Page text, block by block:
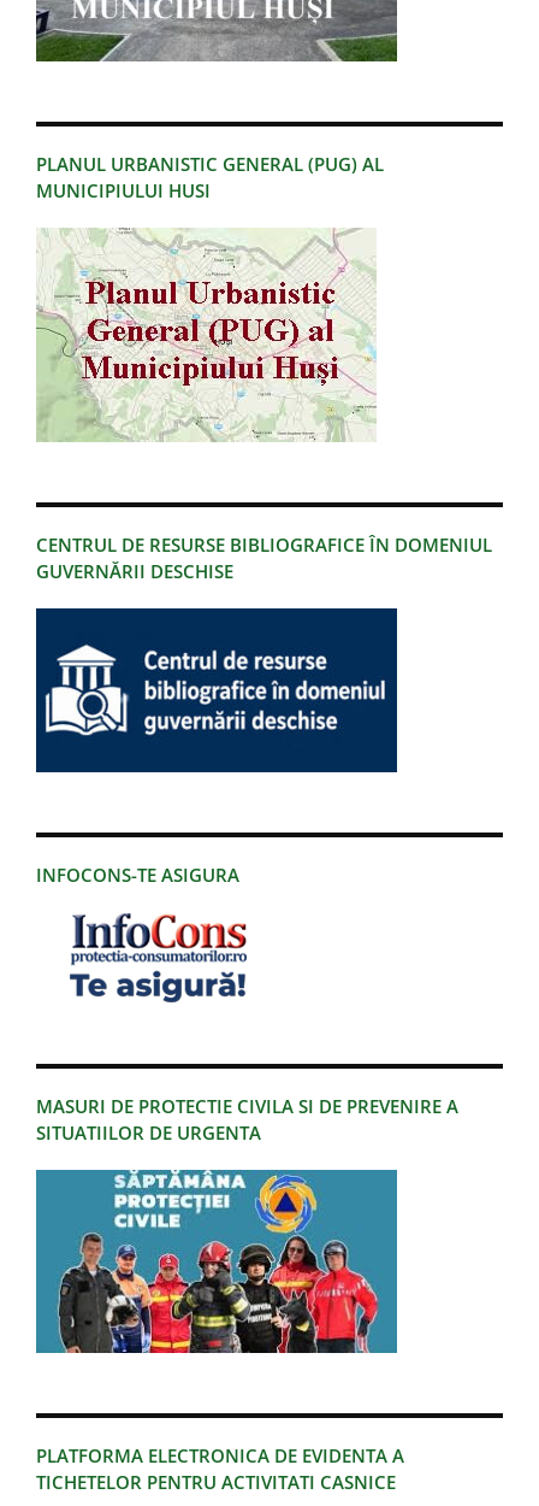
PLANUL URBANISTIC GENERAL (PUG) AL
MUNICIPIULUI HUSI
CENTRUL DE RESURSE BIBLIOGRAFICE ÎN DOMENIUL
GUVERNĂRII DESCHISE
INFOCONS-TE ASIGURA
MASURI DE PROTECTIE CIVILA SI DE PREVENIRE A
SITUATIILOR DE URGENTA
PLATFORMA ELECTRONICA DE EVIDENTA A
TICHETELOR PENTRU ACTIVITATI CASNICE